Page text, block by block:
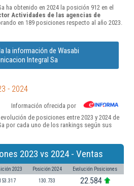
ha obtenido en 2024 la posición 912 en el
Actividades de las agencias de
en 189 posiciones respecto al año 2023.
la información de Wasabi
Integral Sa
- 2024
Información ofrecida por
de posiciones entre 2023 y 2024 de
por cada uno de los rankings según sus
2023 vs 2024 - Ventas
2023 Posición 2024 Evolución Posiciones
130.733 22.584